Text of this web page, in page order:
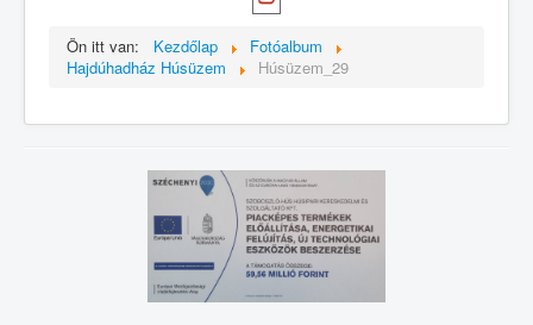
Ön itt van: Kezdőlap
Fotóalbum
Hajdúhadház Húsüzem
Húsüzem_29